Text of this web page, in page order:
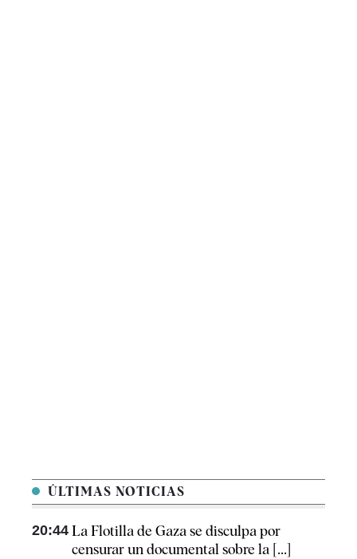
ÚLTIMAS NOTICIAS
20:44 La Flotilla de Gaza se disculpa por
censurar un documental sobre la [...]